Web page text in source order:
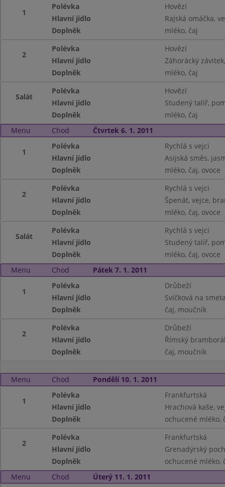
1
Polévka
Hovězí
Hlavní jídlo
Rajská omáčka,
Doplněk
mléko, čaj
2
Polévka
Hovězí
Hlavní jídlo
Záhorácký
Doplněk
mléko, čaj
Salát
Polévka
Hovězí
Hlavní jídlo
Studený talíř,
Doplněk
mléko, čaj
Menu
Chod Čtvrtek 6. 1. 2011
1
Polévka
Rychlá s vejci
Hlavní jídlo
Asijská směs,
Doplněk
mléko, čaj, ovoce
2
Polévka
Rychlá s vejci
Hlavní jídlo
Špenát, vejce,
Doplněk
mléko, čaj, ovoce
Salát
Polévka
Rychlá s vejci
Hlavní jídlo
Studený talíř,
Doplněk
mléko, čaj, ovoce
Menu
Chod Pátek 7. 1. 2011
1
Polévka
Drůbeží
Hlavní jídlo
Svíčková na
Doplněk
čaj, moučník
2
Polévka
Drůbeží
Hlavní jídlo
Římský
Doplněk
čaj, moučník
Menu Chod Pondělí 10. 1. 2011
1
Polévka
Frankfurtská
Hlavní jídlo
Hrachová kaše,
Doplněk
ochucené mléko,
2
Polévka
Frankfurtská
Hlavní jídlo
Grenadýrský
Doplněk
ochucené mléko,
Menu
Chod Úterý 11. 1. 2011